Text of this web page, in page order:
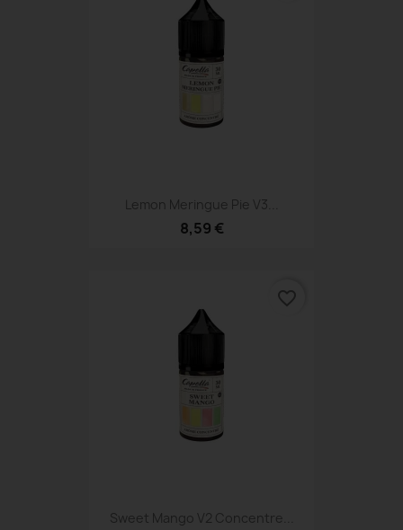
Lemon Meringue Pie V3...
8,59 €
Sweet Mango V2 Concentre...
favorite_border